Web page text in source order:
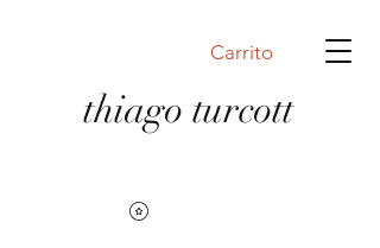
Carrito
thiago turcott